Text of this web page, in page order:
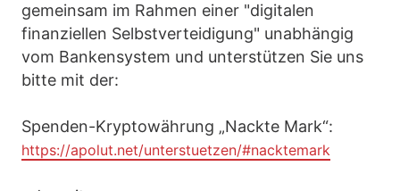
gemeinsam im Rahmen einer "digitalen
finanziellen Selbstverteidigung" unabhängig
vom Bankensystem und unterstützen Sie uns
bitte mit der:
Spenden-Kryptowährung „Nackte Mark“:
https://apolut.net/unterstuetzen/#nacktemark